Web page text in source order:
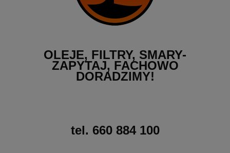
OLEJE, FILTRY, SMARY-
ZAPYTAJ, FACHOWO
DORADZIMY!
tel. 660 884 100